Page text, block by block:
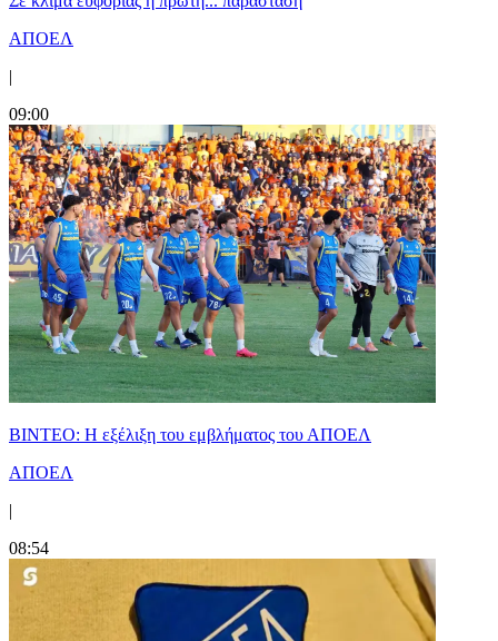
ΑΠΟΕΛ
|
09:00
ΒΙΝΤΕΟ: Η εξέλιξη του εμβλήματος του ΑΠΟΕΛ
ΑΠΟΕΛ
|
08:54